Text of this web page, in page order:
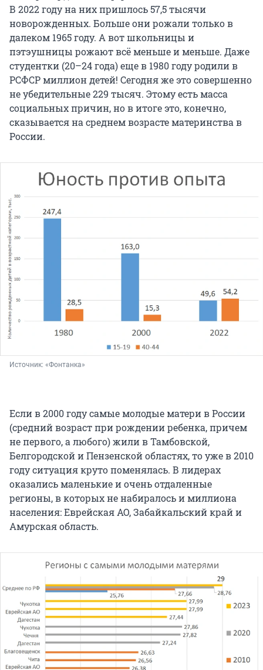
В 2022 году на них пришлось 57,5 тысячи
новорожденных. Больше они рожали только в
далеком 1965 году. А вот школьницы и
пэтэушницы рожают всё меньше и меньше. Даже
студентки (20–24 года) еще в 1980 году родили в
РСФСР миллион детей! Сегодня же это совершенно
не убедительные 229 тысяч. Этому есть масса
социальных причин, но в итоге это, конечно,
сказывается на среднем возрасте материнства в
России.
Источник: «Фонтанка»
Если в 2000 году самые молодые матери в России
(средний возраст при рождении ребенка, причем
не первого, а любого) жили в Тамбовской,
Белгородской и Пензенской областях, то уже в 2010
году ситуация круто поменялась. В лидерах
оказались маленькие и очень отдаленные
регионы, в которых не набиралось и миллиона
населения: Еврейская АО, Забайкальский край и
Амурская область.